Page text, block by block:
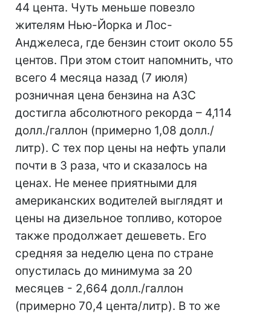
44 цента. Чуть меньше повезло
жителям Нью-Йорка и Лос-
Анджелеса, где бензин стоит около 55
центов. При этом стоит напомнить, что
всего 4 месяца назад (7 июля)
розничная цена бензина на АЗС
достигла абсолютного рекорда – 4,114
долл./галлон (примерно 1,08 долл./
литр). С тех пор цены на нефть упали
почти в 3 раза, что и сказалось на
ценах. Не менее приятными для
американских водителей выглядят и
цены на дизельное топливо, которое
также продолжает дешеветь. Его
средняя за неделю цена по стране
опустилась до минимума за 20
месяцев - 2,664 долл./галлон
(примерно 70,4 цента/литр). В то же